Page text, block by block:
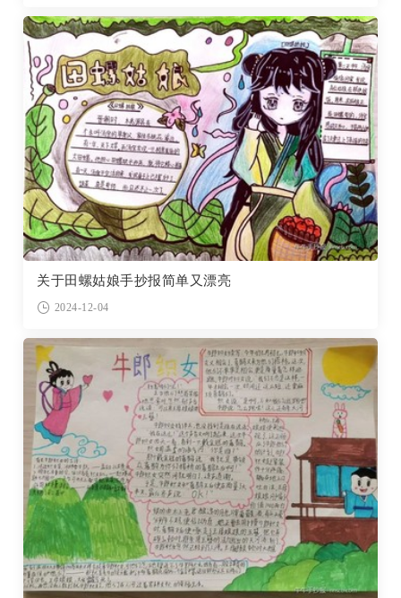
关于田螺姑娘手抄报简单又漂亮
2024-12-04